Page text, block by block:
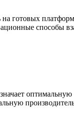
готовых
способы